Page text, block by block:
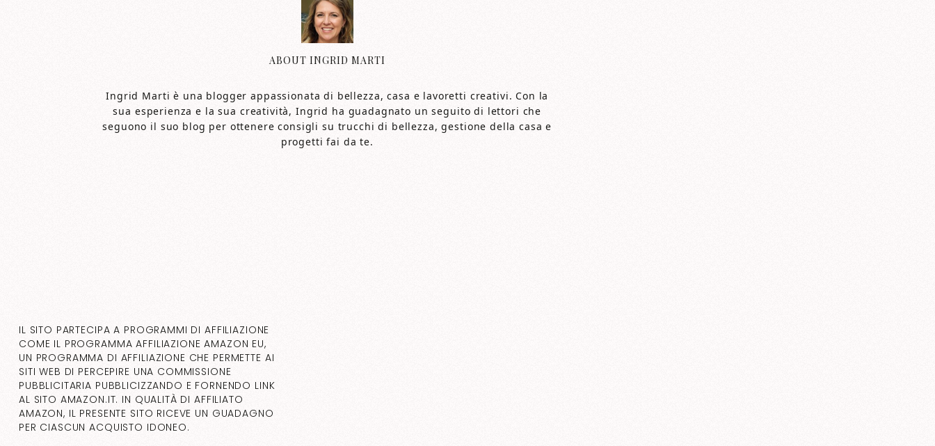
ABOUT INGRID MARTI
Ingrid Marti è una blogger appassionata di bellezza, casa e lavoretti creativi. Con la
sua esperienza e la sua creatività, Ingrid ha guadagnato un seguito di lettori che
seguono il suo blog per ottenere consigli su trucchi di bellezza, gestione della casa e
progetti fai da te.
IL SITO PARTECIPA A PROGRAMMI DI AFFILIAZIONE
COME IL PROGRAMMA AFFILIAZIONE AMAZON EU,
UN PROGRAMMA DI AFFILIAZIONE CHE PERMETTE AI
SITI WEB DI PERCEPIRE UNA COMMISSIONE
PUBBLICITARIA PUBBLICIZZANDO E FORNENDO LINK
AL SITO AMAZON.IT. IN QUALITÀ DI AFFILIATO
AMAZON, IL PRESENTE SITO RICEVE UN GUADAGNO
PER CIASCUN ACQUISTO IDONEO.